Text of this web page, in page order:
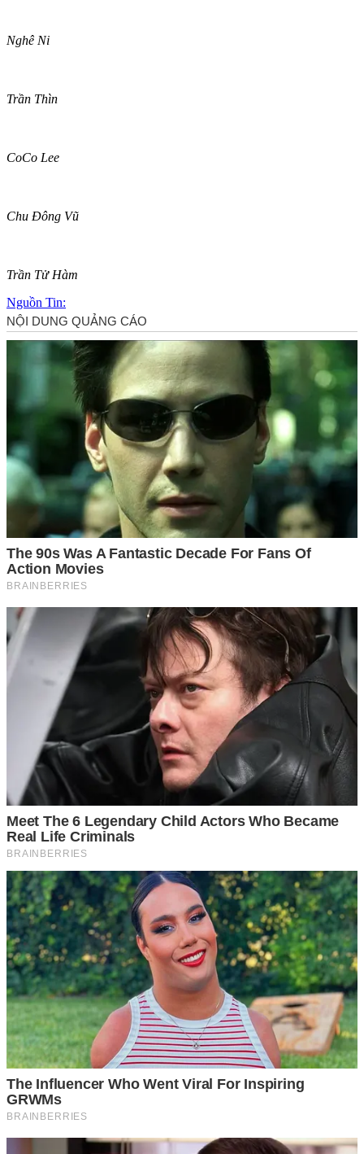
Nghê Ni
Trần Thìn
CoCo Lee
Chu Đông Vũ
Trần Tử Hàm
Nguồn Tin: